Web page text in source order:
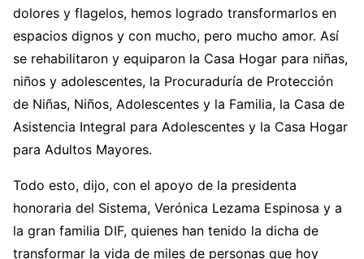
dolores y flagelos, hemos logrado transformarlos en
espacios dignos y con mucho, pero mucho amor. Así
se rehabilitaron y equiparon la Casa Hogar para niñas,
niños y adolescentes, la Procuraduría de Protección
de Niñas, Niños, Adolescentes y la Familia, la Casa de
Asistencia Integral para Adolescentes y la Casa Hogar
para Adultos Mayores.
Todo esto, dijo, con el apoyo de la presidenta
honoraria del Sistema, Verónica Lezama Espinosa y a
la gran familia DIF, quienes han tenido la dicha de
transformar la vida de miles de personas que hoy